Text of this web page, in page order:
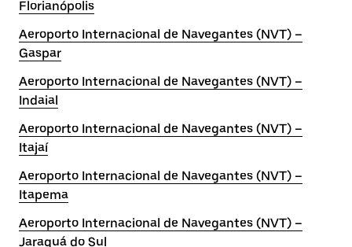
Florianópolis
Aeroporto Internacional de Navegantes (NVT) –
Gaspar
Aeroporto Internacional de Navegantes (NVT) –
Indaial
Aeroporto Internacional de Navegantes (NVT) –
Itajaí
Aeroporto Internacional de Navegantes (NVT) –
Itapema
Aeroporto Internacional de Navegantes (NVT) –
Jaraguá do Sul